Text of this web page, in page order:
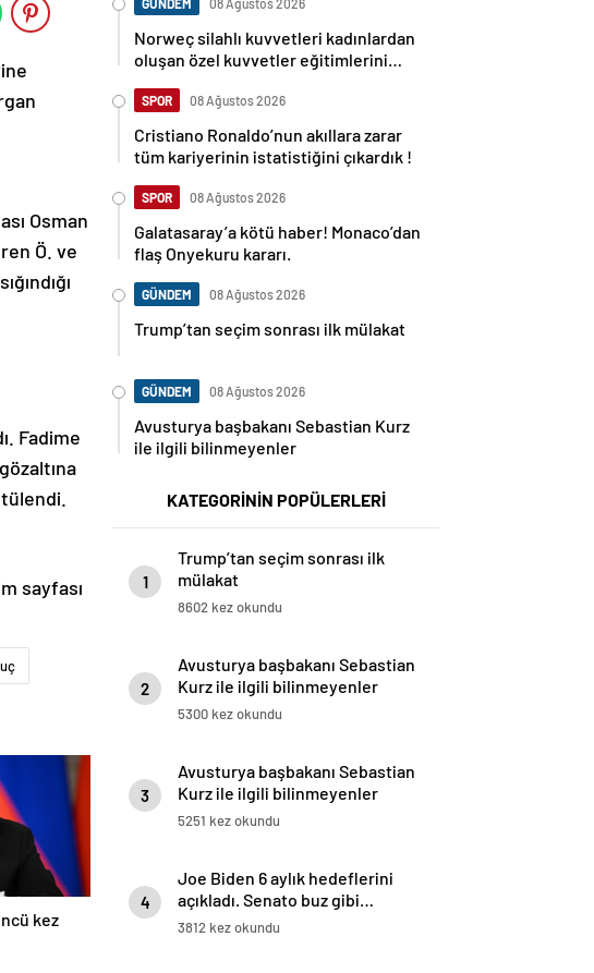
Osman
Ö. ve
Fadime
sayfası
kez
GÜNDEM 08 Ağustos 2026
Norweç silahlı kuvvetleri kadınlardan
oluşan özel kuvvetler eğitimlerini
SPOR 08 Ağustos 2026
Cristiano Ronaldo’nun akıllara zarar
tüm kariyerinin istatistiğini çıkardık !
SPOR 08 Ağustos 2026
Galatasaray’a kötü haber! Monaco’dan
flaş Onyekuru kararı.
GÜNDEM 08 Ağustos 2026
Trump’tan seçim sonrası ilk mülakat
GÜNDEM 08 Ağustos 2026
Avusturya başbakanı Sebastian Kurz
ile ilgili bilinmeyenler
KATEGORİNİN POPÜLERLERİ
1
Trump’tan seçim sonrası ilk
mülakat
8602 kez okundu
2
Avusturya başbakanı Sebastian
Kurz ile ilgili bilinmeyenler
5300 kez okundu
3
Avusturya başbakanı Sebastian
Kurz ile ilgili bilinmeyenler
5251 kez okundu
4
Joe Biden 6 aylık hedeflerini
açıkladı. Senato buz gibi…
3812 kez okundu